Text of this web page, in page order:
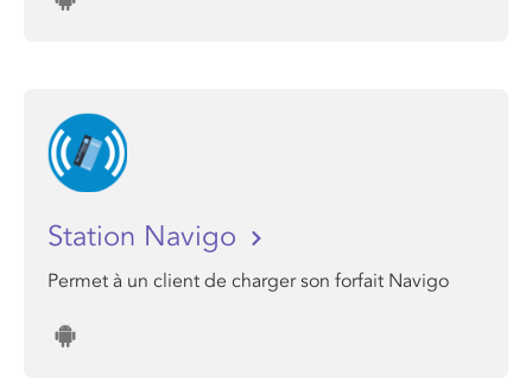
Station Navigo
Permet à un client de charger son forfait Navigo